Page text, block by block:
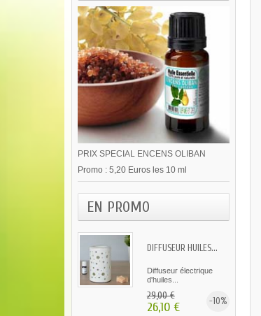
PRIX SPECIAL ENCENS OLIBAN
Promo : 5,20 Euros les 10 ml
EN PROMO
DIFFUSEUR HUILES...
Diffuseur électrique
d'huiles...
29,00 € -10%
26,10 €